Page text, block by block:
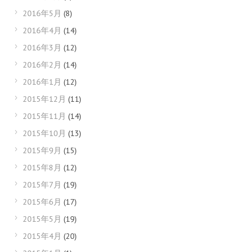
2016年5月 (8)
2016年4月 (14)
2016年3月 (12)
2016年2月 (14)
2016年1月 (12)
2015年12月 (11)
2015年11月 (14)
2015年10月 (13)
2015年9月 (15)
2015年8月 (12)
2015年7月 (19)
2015年6月 (17)
2015年5月 (19)
2015年4月 (20)